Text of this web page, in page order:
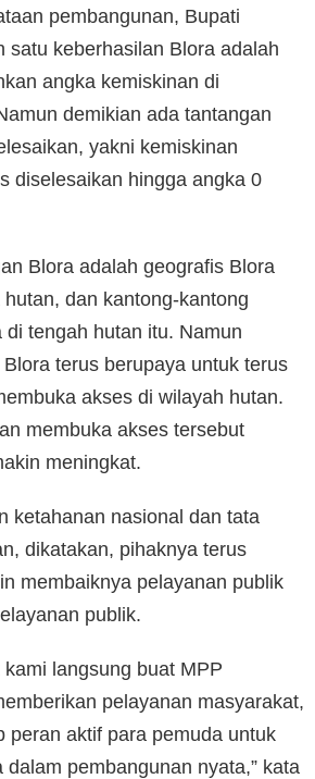
pembangunan, Bupati
satu keberhasilan Blora adalah
angka kemiskinan di
demikian ada tantangan
yakni kemiskinan
diselesaikan hingga angka 0
Blora adalah geografis Blora
dan kantong-kantong
di tengah hutan itu. Namun
terus berupaya untuk terus
akses di wilayah hutan.
membuka akses tersebut
meningkat.
ketahanan nasional dan tata
dikatakan, pihaknya terus
membaiknya pelayanan publik
publik.
langsung buat MPP
pelayanan masyarakat,
peran aktif para pemuda untuk
pembangunan nyata,” kata